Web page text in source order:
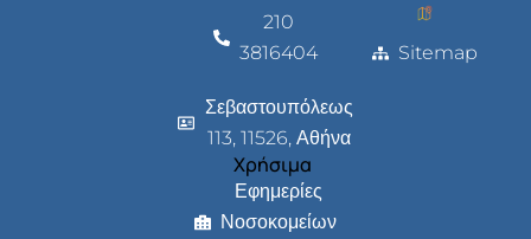
210
3816404
Σεβαστουπόλεως
113, 11526, Αθήνα
Χρήσιμα
Εφημερίες
Νοσοκομείων
Sitemap